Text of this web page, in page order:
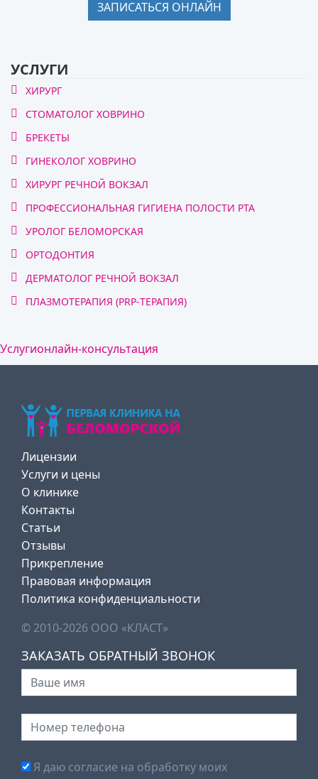
ЗАПИСАТЬСЯ ОНЛАЙН
УСЛУГИ
ХИРУРГ
СТОМАТОЛОГ ХОВРИНО
БРЕКЕТЫ
ГИНЕКОЛОГ ХОВРИНО
ХИРУРГ РЕЧНОЙ ВОКЗАЛ
ПРОФЕССИОНАЛЬНАЯ ГИГИЕНА ПОЛОСТИ РТА
УРОЛОГ БЕЛОМОРСКАЯ
ОРТОДОНТИЯ
ДЕРМАТОЛОГ РЕЧНОЙ ВОКЗАЛ
ПЛАЗМОТЕРАПИЯ (PRP-ТЕРАПИЯ)
Услугионлайн-консультация
Лицензии
Услуги и цены
О клинике
Контакты
Статьи
Отзывы
Прикрепление
Правовая информация
Политика конфиденциальности
© 2010-2026 ООО «КЛАСТ»
ЗАКАЗАТЬ ОБРАТНЫЙ ЗВОНОК
Я даю согласие на обработку моих